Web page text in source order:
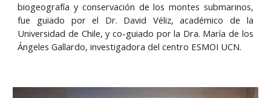
biogeografía y conservación de los montes submarinos,
fue guiado por el Dr. David Véliz, académico de la
Universidad de Chile, y co-guiado por la Dra. María de los
Ángeles Gallardo, investigadora del centro ESMOI UCN.